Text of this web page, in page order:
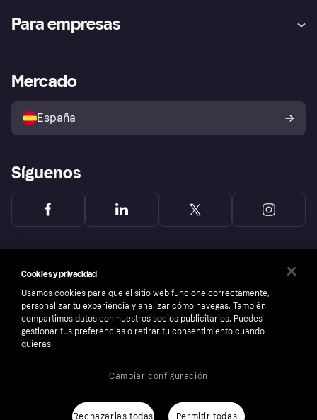
Inicio de sesión
Directorio de tiendas
Política de protección al
comprador de Klarna
Reclamaciones
Para empresas
Acceso empresas
Mercado
España
Síguenos
Número de empresa: 556737-0431
Cookies y privacidad
Usamos cookies para que el sitio web funcione correctamente,
personalizar tu experiencia y analizar cómo navegas. También
compartimos datos con nuestros socios publicitarios. Puedes
gestionar tus preferencias o retirar tu consentimiento cuando
quieras.
Rechazarlas todas Permitir todas
Cambiar configuración